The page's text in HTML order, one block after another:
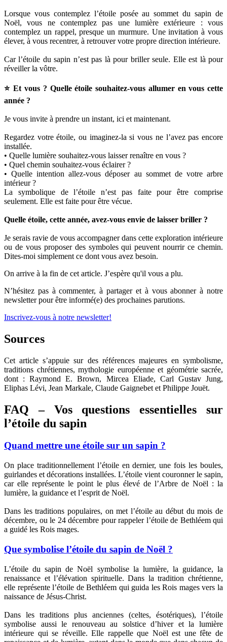
Lorsque vous contemplez l’étoile posée au sommet du sapin de
Noël, vous ne contemplez pas une lumière extérieure : vous
contemplez un rappel, presque un murmure. Une invitation à vous
élever, à vous recentrer, à retrouver votre propre direction intérieure.
Car l’étoile du sapin n’est pas là pour briller seule. Elle est là pour
réveiller la vôtre.
⭐ Et vous ? Quelle étoile souhaitez-vous allumer en vous cette
année ?
Je vous invite à prendre un instant, ici et maintenant.
Regardez votre étoile, ou imaginez-la si vous ne l’avez pas encore
installée.
• Quelle lumière souhaitez-vous laisser renaître en vous ?
• Quel chemin souhaitez-vous éclairer ?
• Quelle intention allez-vous déposer au sommet de votre arbre
intérieur ?
La symbolique de l’étoile n’est pas faite pour être comprise
seulement. Elle est faite pour être vécue.
Quelle étoile, cette année, avez-vous envie de laisser briller ?
Je serais ravie de vous accompagner dans cette exploration intérieure
ou de vous proposer des symboles qui peuvent nourrir ce chemin.
Dites-moi simplement ce dont vous avez besoin.
On arrive à la fin de cet article. J’espère qu'il vous a plu.
N’hésitez pas à commenter, à partager et à vous abonner à notre
newsletter pour être informé(e) des prochaines parutions.
Inscrivez-vous à notre newsletter!
Sources
Cet article s’appuie sur des références majeures en symbolisme,
traditions chrétiennes, mythologie européenne et géométrie sacrée,
dont : Raymond E. Brown, Mircea Eliade, Carl Gustav Jung,
Eliphas Lévi, Jean Markale, Claude Gaignebet et Philippe Jouët.
FAQ – Vos questions essentielles sur
l’étoile du sapin
Quand mettre une étoile sur un sapin ?
On place traditionnellement l’étoile en dernier, une fois les boules,
guirlandes et décorations installées. L’étoile vient couronner le sapin,
car elle représente le point le plus élevé de l’Arbre de Noël : la
lumière, la guidance et l’esprit de Noël.
Dans les traditions populaires, on met l’étoile au début du mois de
décembre, ou le 24 décembre pour rappeler l’étoile de Bethléem qui
a guidé les Rois mages.
Que symbolise l’étoile du sapin de Noël ?
L’étoile du sapin de Noël symbolise la lumière, la guidance, la
renaissance et l’élévation spirituelle. Dans la tradition chrétienne,
elle représente l’étoile de Bethléem qui guida les Rois mages vers la
naissance de Jésus-Christ.
Dans les traditions plus anciennes (celtes, ésotériques), l’étoile
symbolise aussi le renouveau au solstice d’hiver et la lumière
intérieure qui se réveille. Elle rappelle que Noël est une fête de